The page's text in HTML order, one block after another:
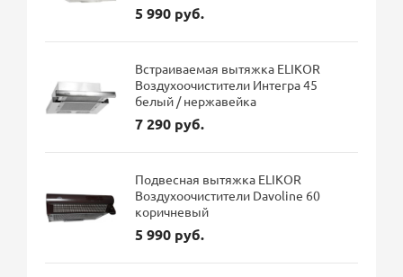
5 990 руб.
Встраиваемая вытяжка ELIKOR
Воздухоочистители Интегра 45
белый / нержавейка
7 290 руб.
Подвесная вытяжка ELIKOR
Воздухоочистители Davoline 60
коричневый
5 990 руб.